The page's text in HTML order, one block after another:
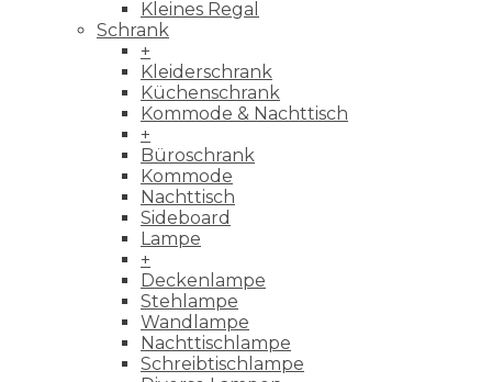
Kleines Regal
Schrank
+
Kleiderschrank
Küchenschrank
Kommode & Nachttisch
+
Büroschrank
Kommode
Nachttisch
Sideboard
Lampe
+
Deckenlampe
Stehlampe
Wandlampe
Nachttischlampe
Schreibtischlampe